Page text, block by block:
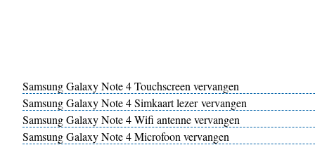
Samsung Galaxy Note 4 Touchscreen vervangen
Samsung Galaxy Note 4 Simkaart lezer vervangen
Samsung Galaxy Note 4 Wifi antenne vervangen
Samsung Galaxy Note 4 Microfoon vervangen